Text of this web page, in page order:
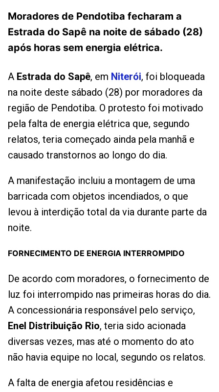
Moradores de Pendotiba fecharam a
Estrada do Sapê na noite de sábado (28)
após horas sem energia elétrica.
A Estrada do Sapê, em Niterói, foi bloqueada
na noite deste sábado (28) por moradores da
região de Pendotiba. O protesto foi motivado
pela falta de energia elétrica que, segundo
relatos, teria começado ainda pela manhã e
causado transtornos ao longo do dia.
A manifestação incluiu a montagem de uma
barricada com objetos incendiados, o que
levou à interdição total da via durante parte da
noite.
FORNECIMENTO DE ENERGIA INTERROMPIDO
De acordo com moradores, o fornecimento de
luz foi interrompido nas primeiras horas do dia.
A concessionária responsável pelo serviço,
Enel Distribuição Rio, teria sido acionada
diversas vezes, mas até o momento do ato
não havia equipe no local, segundo os relatos.
A falta de energia afetou residências e